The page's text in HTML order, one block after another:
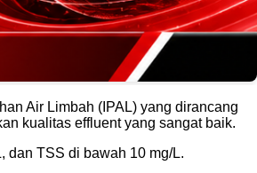
Air Limbah (IPAL) yang dirancang
kualitas effluent yang sangat baik.
dan TSS di bawah 10 mg/L.